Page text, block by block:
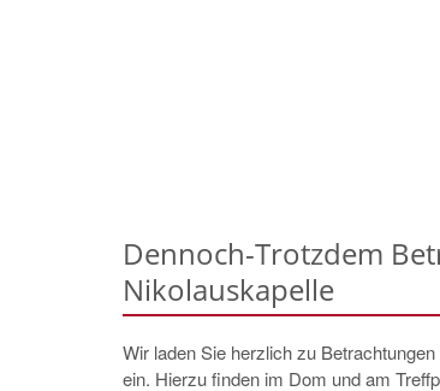
Dennoch-Trotzdem
Nikolauskapelle
Wir laden Sie herzlich zu
ein. Hierzu finden im Dom und am